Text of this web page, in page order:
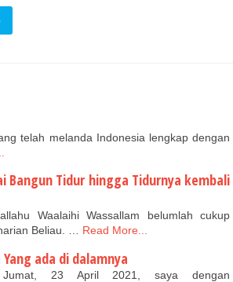
telah melanda Indonesia lengkap dengan
Bangun Tidur hingga Tidurnya kembali
Waalaihi Wassallam belumlah cukup
Beliau. … Read More...
Yang ada di dalamnya
23 April 2021, saya dengan